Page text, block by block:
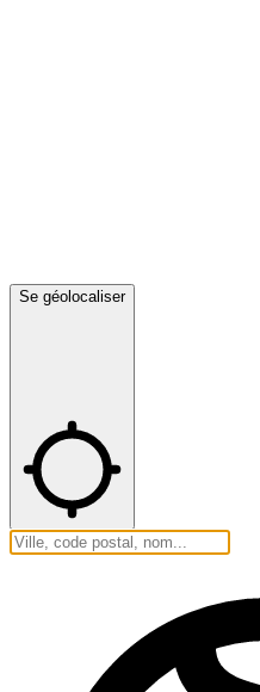
Se géolocaliser